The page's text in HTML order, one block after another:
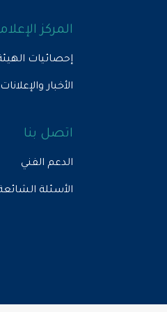
المركز الإعلامي
إحصائيات الهيئة
الأخبار والإعلانات
اتصل بنا
الدعم الفني
الأسئلة الشائعة